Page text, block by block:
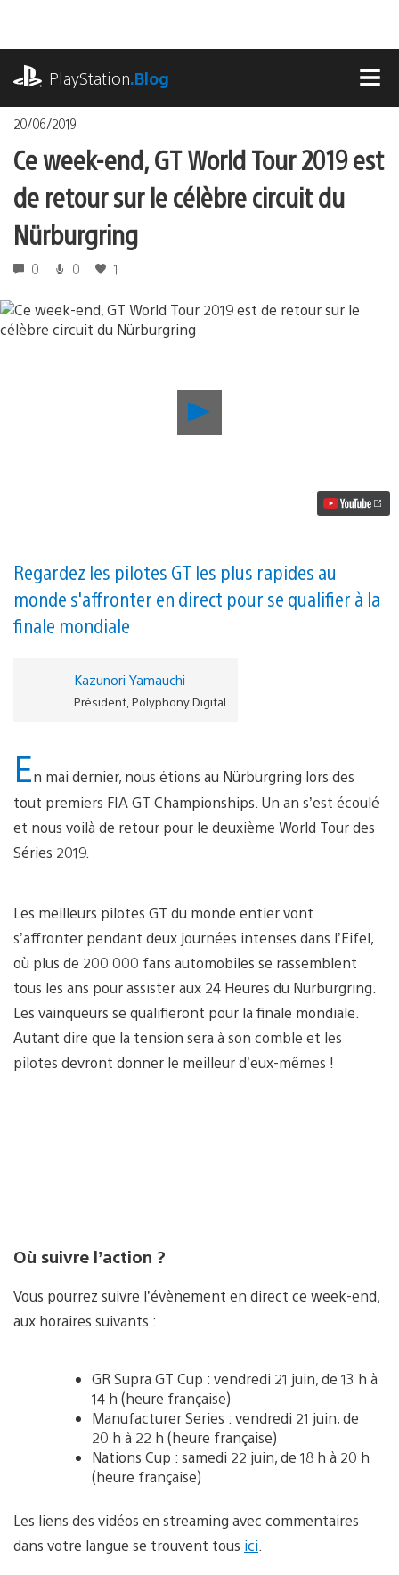
contenu
PlayStation.Blog
20/06/2019
Ce week-end, GT World Tour 2019 est
de retour sur le célèbre circuit du
Nürburgring
0 0 1
vidéo
est
de
retour
sur
Nürburgring
Regardez les pilotes GT les plus rapides au
monde s'affronter en direct pour se qualifier à la
finale mondiale
Kazunori Yamauchi
Président, Polyphony Digital
En mai dernier, nous étions au Nürburgring lors des
tout premiers FIA GT Championships. Un an s’est écoulé
et nous voilà de retour pour le deuxième World Tour des
Séries 2019.
Les meilleurs pilotes GT du monde entier vont
s’affronter pendant deux journées intenses dans l’Eifel,
où plus de 200 000 fans automobiles se rassemblent
tous les ans pour assister aux 24 Heures du Nürburgring.
Les vainqueurs se qualifieront pour la finale mondiale.
Autant dire que la tension sera à son comble et les
pilotes devront donner le meilleur d’eux-mêmes !
Où suivre l’action ?
Vous pourrez suivre l’évènement en direct ce week-end,
aux horaires suivants :
GR Supra GT Cup : vendredi 21 juin, de 13 h à
14 h (heure française)
Manufacturer Series : vendredi 21 juin, de
20 h à 22 h (heure française)
Nations Cup : samedi 22 juin, de 18 h à 20 h
(heure française)
Les liens des vidéos en streaming avec commentaires
dans votre langue se trouvent tous ici.